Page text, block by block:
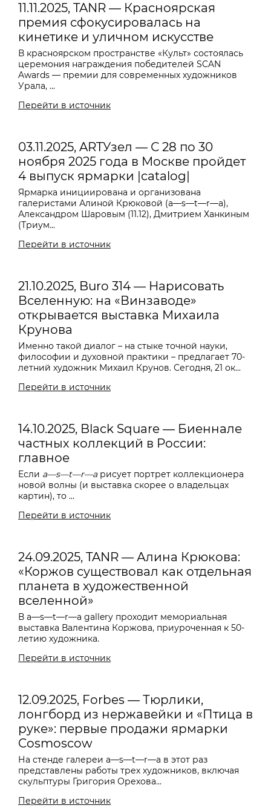
11.11.2025, TANR — Красноярская
премия сфокусировалась на
кинетике и уличном искусстве
В красноярском пространстве «Культ» состоялась
церемония награждения победителей SCAN
Awards — премии для современных художников
Урала, ...
Перейти в источник
03.11.2025, ARTУзел — С 28 по 30
ноября 2025 года в Москве пройдет
4 выпуск ярмарки |catalog|
Ярмарка инициирована и организована
галеристами Алиной Крюковой (a—s—t—r—a),
Александром Шаровым (11.12), Дмитрием Ханкиным
(Триум...
Перейти в источник
21.10.2025, Buro 314 — Нарисовать
Вселенную: на «Винзаводе»
открывается выставка Михаила
Крунова
Именно такой диалог – на стыке точной науки,
философии и духовной практики – предлагает 70-
летний художник Михаил Крунов. Сегодня, 21 ок...
Перейти в источник
14.10.2025, Black Square — Биеннале
частных коллекций в России:
главное
Если a—s—t—r—aрисует портрет коллекционера
новой волны (и выставка скорее о владельцах
картин), то ...
Перейти в источник
24.09.2025, TANR — Алина Крюкова:
«Коржов существовал как отдельная
планета в художественной
вселенной»
В a—s—t—r—a gallery проходит мемориальная
выставка Валентина Коржова, приуроченная к 50-
летию художника.
Перейти в источник
12.09.2025, Forbes — Тюрлики,
лонгборд из нержавейки и «Птица в
руке»: первые продажи ярмарки
Cosmoscow
На стенде галереи a—s—t—r—a в этот раз
представлены работы трех художников, включая
скульптуры Григория Орехова...
Перейти в источник